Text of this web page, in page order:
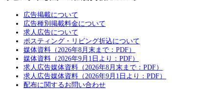
広告掲載について
広告種別掲載料金について
求人広告について
ポスティング・リビング折込について
媒体資料（2026年8月末まで：PDF）
媒体資料（2026年9月1日より：PDF）
求人広告媒体資料（2026年8月末まで：PDF）
求人広告媒体資料（2026年9月1日より：PDF）
配布に関するお問い合わせ